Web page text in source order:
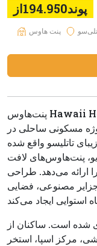
پوند194.950از
پنت هاوس
پنت‌هاوس Hawaii Homes با مساحت ۷۸ متر مربع و قیمت
پروژه مسکونی ساحلی در
تاتلیسو واقع شده
پنت‌هاوس‌های لافت
را ارائه می‌دهد. طراحی
جزایر مصنوعی، فضایی
۲۰۲۵ برنامه‌ریزی شده است. ساکنان از
مرکز اسپا، استخر